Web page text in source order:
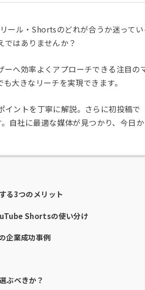
ール・Shortsのどれが合うか迷ってい
ではありませんか？
へ効率よくアプローチできる注目の
大きなリーチを実現できます。
ントを丁寧に解説。さらに初投稿で
自社に最適な媒体が見つかり、今日か
る3つのメリット
Shortsの使い分け
企業成功事例
ぶべきか？